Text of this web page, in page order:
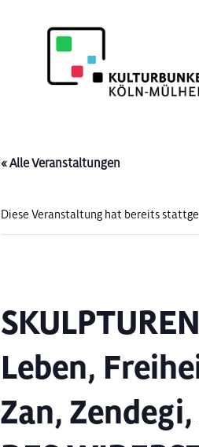
« Alle Veranstaltungen
Diese Veranstaltung hat bereits
Leben,
Zan,